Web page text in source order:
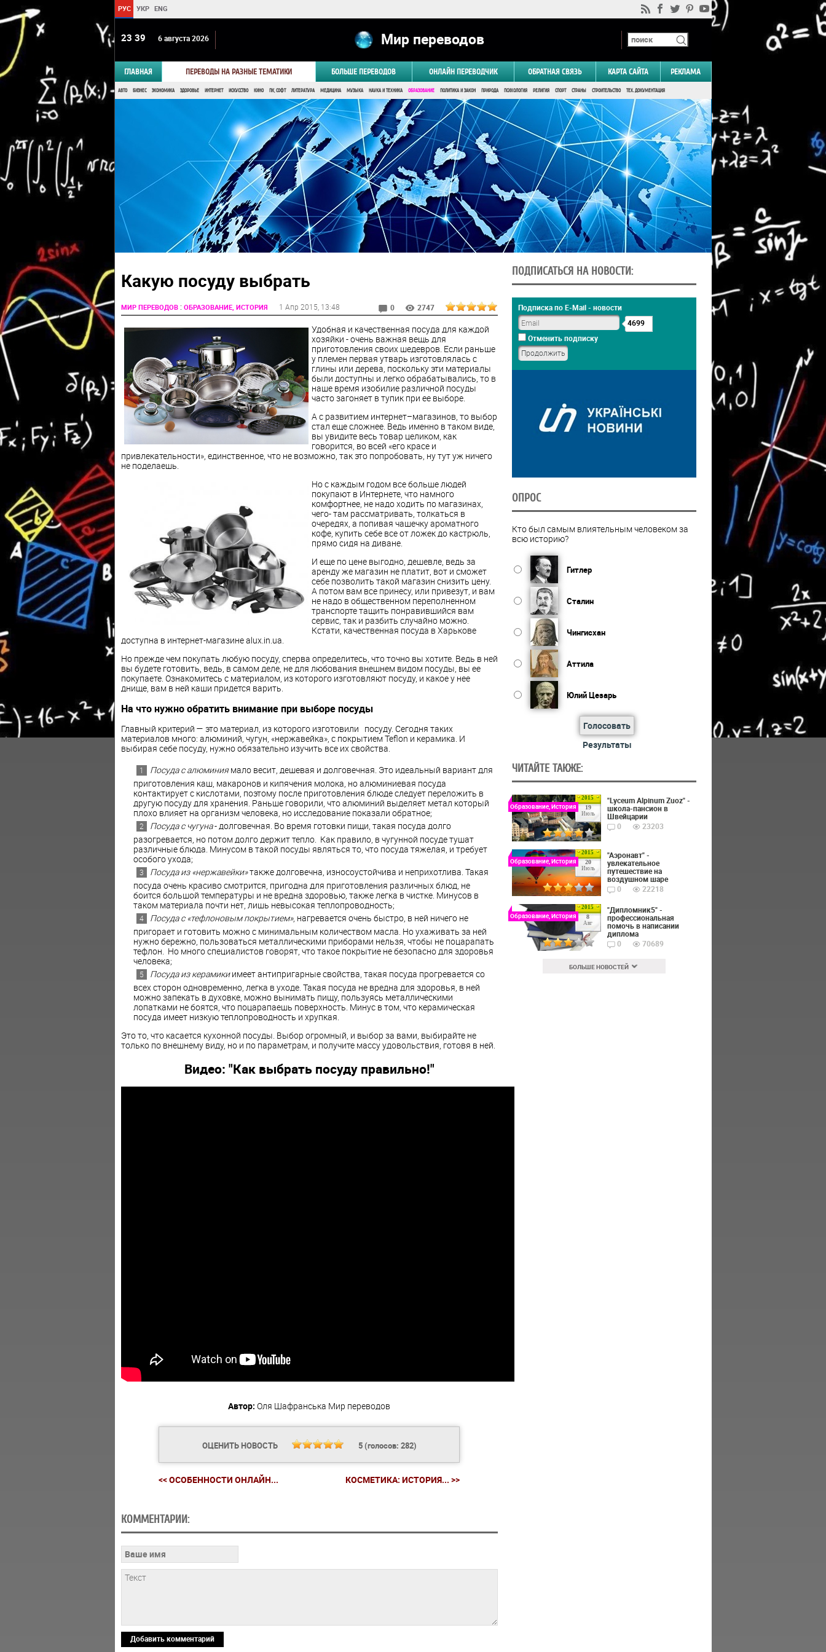
РУС УКР ENG
23:39 6 августа 2026 Мир переводов
ГЛАВНАЯ ПЕРЕВОДЫ НА РАЗНЫЕ ТЕМАТИКИ БОЛЬШЕ ПЕРЕВОДОВ ОНЛАЙН ПЕРЕВОДЧИК ОБРАТНАЯ СВЯЗЬ КАРТА САЙТА РЕКЛАМА
АВТО БИЗНЕС ЭКОНОМИКА ЗДОРОВЬЕ ИНТЕРНЕТ ИСКУССТВО КИНО ПК, СОФТ ЛИТЕРАТУРА МЕДИЦИНА МУЗЫКА НАУКА И ТЕХНИКА ОБРАЗОВАНИЕ ПОЛИТИКА И ЗАКОН ПРИРОДА ПСИХОЛОГИЯ РЕЛИГИЯ СПОРТ СТРАНЫ СТРОИТЕЛЬСТВО ТЕХ. ДОКУМЕНТАЦИЯ
Какую посуду выбрать
МИР ПЕРЕВОДОВ: ОБРАЗОВАНИЕ, ИСТОРИЯ 1 Апр 2015 , 13:48 0 2747
Удобная и качественная посуда для каждой
хозяйки - очень важная вещь для
приготовления своих шедевров. Если раньше
у племен первая утварь изготовлялась с
глины или дерева, поскольку эти материалы
были доступны и легко обрабатывались, то в
наше время изобилие различной посуды
часто загоняет в тупик при ее выборе.
А с развитием интернет–магазинов, то выбор
стал еще сложнее. Ведь именно в таком виде,
вы увидите весь товар целиком, как
говорится, во всей «его красе и
привлекательности», единственное, что не возможно, так это попробовать, ну тут уж ничего
не поделаешь.
Но с каждым годом все больше людей
покупают в Интернете, что намного
комфортнее, не надо ходить по магазинах,
чего- там рассматривать, толкаться в
очередях, а попивая чашечку ароматного
кофе, купить себе все от ложек до кастрюль,
прямо сидя на диване.
И еще по цене выгодно, дешевле, ведь за
аренду же магазин не платит, вот и сможет
себе позволить такой магазин снизить цену.
А потом вам все принесу, или привезут, и вам
не надо в общественном переполненном
транспорте тащить понравившийся вам
сервис, так и разбить случайно можно.
Кстати, качественная посуда в Харькове
доступна в интернет-магазине alux.in.ua.
Но прежде чем покупать любую посуду, сперва определитесь, что точно вы хотите. Ведь в ней
вы будете готовить, ведь, в самом деле, не для любования внешнем видом посуды, вы ее
покупаете. Ознакомитесь с материалом, из которого изготовляют посуду, и какое у нее
днище, вам в ней каши придется варить.
На что нужно обратить внимание при выборе посуды
Главный критерий — это материал, из которого изготовили посуду. Сегодня таких
материалов много: алюминий, чугун, «нержавейка», с покрытием Teflon и керамика. И
выбирая себе посуду, нужно обязательно изучить все их свойства.
Посуда с алюминиямало весит, дешевая и долговечная. Это идеальный вариант для
приготовления каш, макаронов и кипячения молока, но алюминиевая посуда
контактирует с кислотами, поэтому после приготовления блюде следует переложить в
другую посуду для хранения. Раньше говорили, что алюминий выделяет метал который
плохо влияет на организм человека, но исследование показали обратное;
Посуда с чугуна- долговечная. Во время готовки пищи, такая посуда долго
разогревается, но потом долго держит тепло. Как правило, в чугунной посуде тушат
различные блюда. Минусом в такой посуды являться то, что посуда тяжелая, и требует
особого ухода;
Посуда из «нержавейки»также долговечна, износоустойчива и неприхотлива. Такая
посуда очень красиво смотрится, пригодна для приготовления различных блюд, не
боится большой температуры и не вредна здоровью, также легка в чистке. Минусов в
таком материала почти нет, лишь невысокая теплопроводность;
Посуда с «тефлоновым покрытием», нагревается очень быстро, в ней ничего не
пригорает и готовить можно с минимальным количеством масла. Но ухаживать за ней
нужно бережно, пользоваться металлическими приборами нельзя, чтобы не поцарапать
тефлон. Но много специалистов говорят, что такое покрытие не безопасно для здоровья
человека;
Посуда из керамикиимеет антипригарные свойства, такая посуда прогревается со
всех сторон одновременно, легка в уходе. Такая посуда не вредна для здоровья, в ней
можно запекать в духовке, можно вынимать пищу, пользуясь металлическими
лопатками не боятся, что поцарапаешь поверхность. Минус в том, что керамическая
посуда имеет низкую теплопроводность и хрупкая.
Это то, что касается кухонной посуды. Выбор огромный, и выбор за вами, выбирайте не
только по внешнему виду, но и по параметрам, и получите массу удовольствия, готовя в ней.
Видео: "Как выбрать посуду правильно!"
Автор: Оля Шафранська Мир переводов
ОЦЕНИТЬ НОВОСТЬ 5(голосов: 282)
<< ОСОБЕННОСТИ ОНЛАЙН... КОСМЕТИКА: ИСТОРИЯ... >>
КОММЕНТАРИИ:
Добавить комментарий
ПОДПИСАТЬСЯ НА НОВОСТИ:
Подписка по E-Mail - новости
4699
Отменить подписку
ОПРОС
Кто был самым влиятельным человеком за
всю историю?
Гитлер
Сталин
Чингисхан
Аттила
Юлий Цезарь
Голосовать
Результаты
ЧИТАЙТЕ ТАКЖЕ:
2015
19
Июль
Образование, История
"Lyceum Alpinum Zuoz" -
школа-пансион в
Швейцарии
0
23203
2015
20
Июль
Образование, История
"Аэронавт" -
увлекательное
путешествие на
воздушном шаре
0
22218
2015
8
Авг
Образование, История
"Дипломник5" -
профессиональная
помочь в написании
диплома
0
70689
БОЛЬШЕ НОВОСТЕЙ